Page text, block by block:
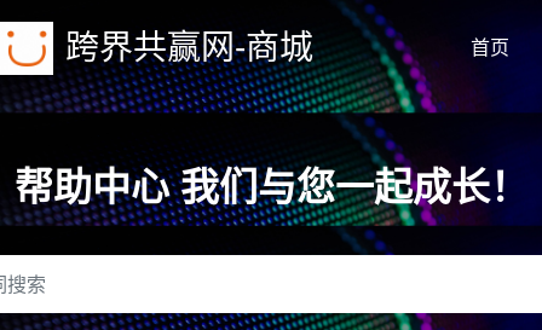
跨界共赢网-商城 首页
帮助中心 我们与您一起成长！